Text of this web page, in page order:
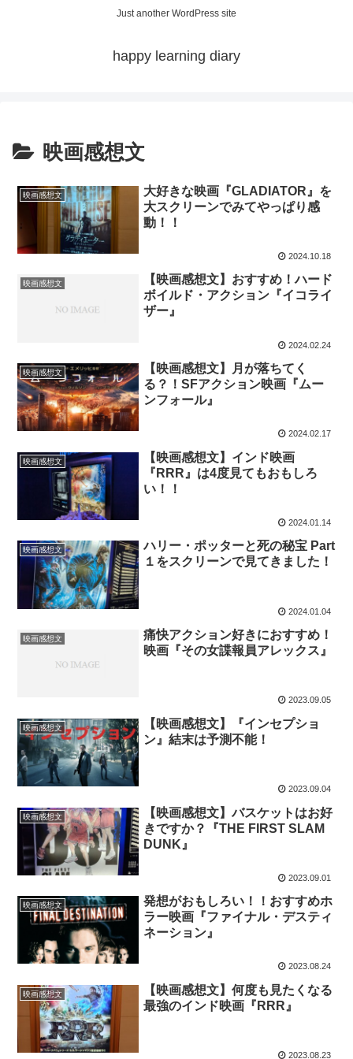
Just another WordPress site
happy learning diary
映画感想文
映画感想文
大好きな映画『GLADIATOR』を
大スクリーンでみてやっぱり感
動！！
2024.10.18
映画感想文
【映画感想文】おすすめ！ハード
ボイルド・アクション『イコライ
ザー』
2024.02.24
映画感想文
【映画感想文】月が落ちてく
る？！SFアクション映画『ムー
ンフォール』
2024.02.17
映画感想文
【映画感想文】インド映画
『RRR』は4度見てもおもしろ
い！！
2024.01.14
映画感想文
ハリー・ポッターと死の秘宝 Part
１をスクリーンで見てきました！
2024.01.04
映画感想文
痛快アクション好きにおすすめ！
映画『その女諜報員アレックス』
2023.09.05
映画感想文
【映画感想文】『インセプショ
ン』結末は予測不能！
2023.09.04
映画感想文
【映画感想文】バスケットはお好
きですか？『THE FIRST SLAM
DUNK』
2023.09.01
映画感想文
発想がおもしろい！！おすすめホ
ラー映画『ファイナル・デスティ
ネーション』
2023.08.24
映画感想文
【映画感想文】何度も見たくなる
最強のインド映画『RRR』
2023.08.23